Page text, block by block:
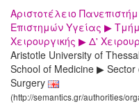
Αριστοτέλειο
Επιστημών Υγείας ▶
Χειρουργικής ▶ Δ'
Aristotle University of
School of Medicine ▶
Surgery
(http://semantics.gr/authorities/